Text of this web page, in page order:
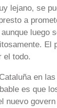
lejano, se
a
luego
El
el todo.
en
es que
nuevo